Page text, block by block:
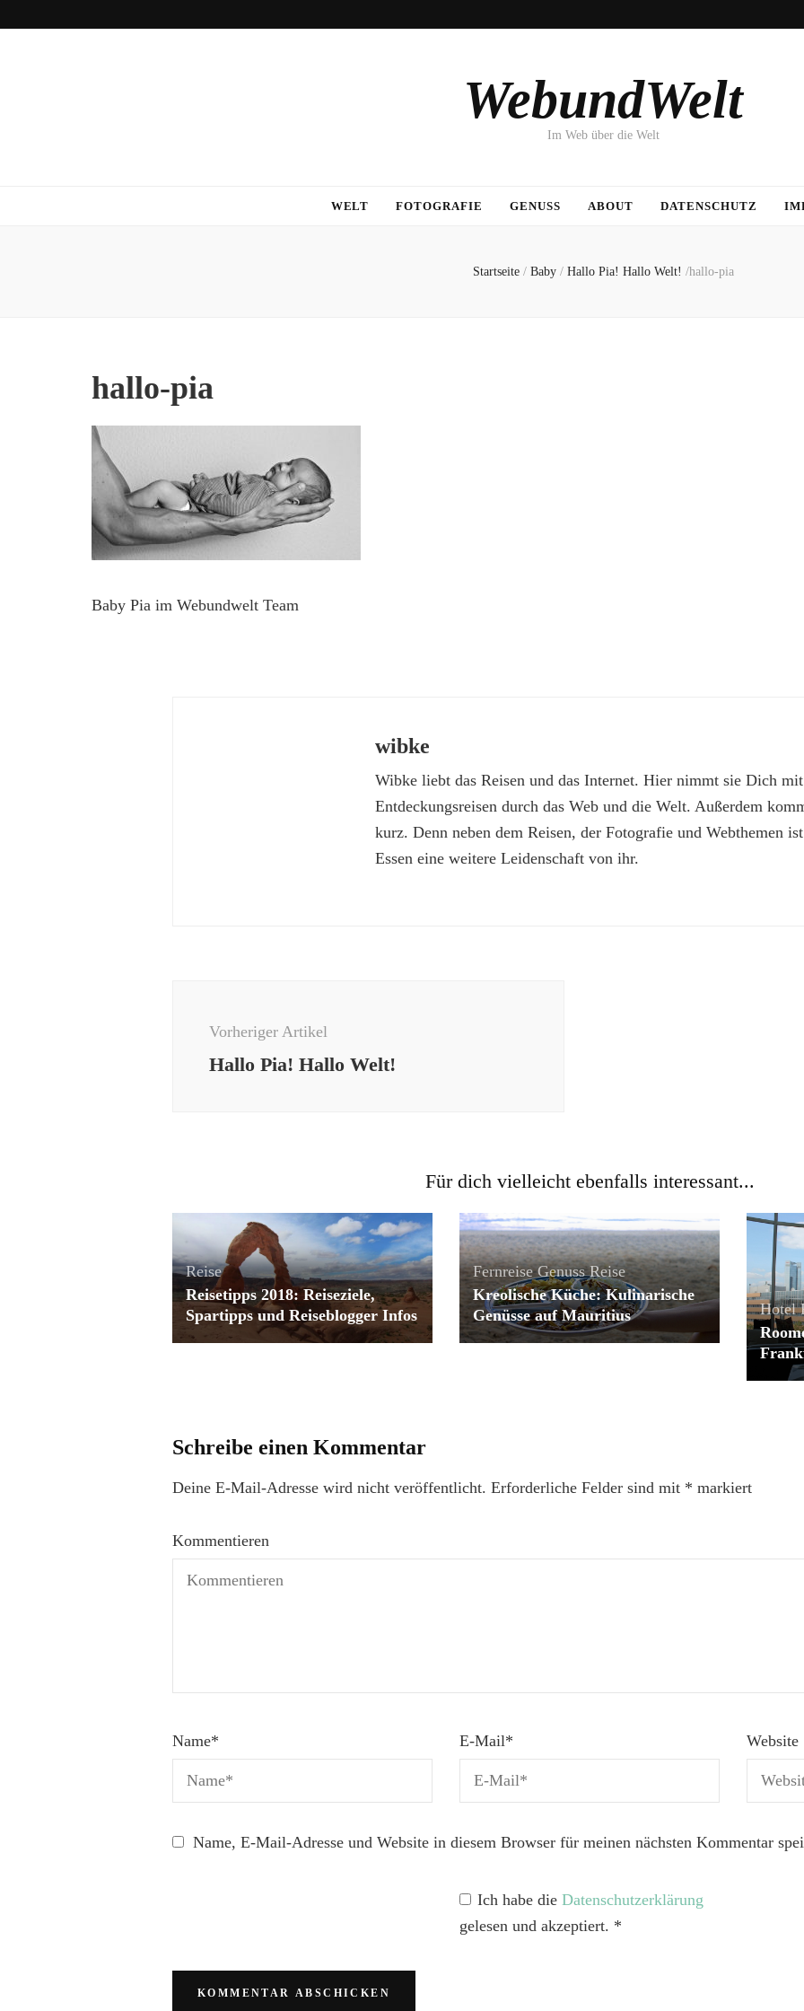
WebundWelt
Im Web über die Welt
WELT FOTOGRAFIE GENUSS ABOUT DATENSCHUTZ
Startseite / Baby / Hallo Pia! Hallo Welt! /hallo-pia
hallo-pia
Baby Pia im Webundwelt Team
wibke
Wibke liebt das Reisen und das Internet. Hier nimmt sie Dich
Entdeckungsreisen durch das Web und die Welt. Außerdem
kurz. Denn neben dem Reisen, der Fotografie und Webthemen
Essen eine weitere Leidenschaft von ihr.
Vorheriger Artikel
Hallo Pia! Hallo Welt!
Für dich vielleicht ebenfalls interessant...
Reise
Reisetipps 2018: Reiseziele,
Spartipps und Reiseblogger Infos
Fernreise Genuss Reise
Kreolische Küche: Kulinarische
Genüsse auf Mauritius
Hotel
Schreibe einen Kommentar
Deine E-Mail-Adresse wird nicht veröffentlicht. Erforderliche Felder sind mit * markiert
Kommentieren
Name* E-Mail* Website
Name, E-Mail-Adresse und Website in diesem Browser für meinen nächsten Kommentar
Ich habe die Datenschutzerklärung
gelesen und akzeptiert. *